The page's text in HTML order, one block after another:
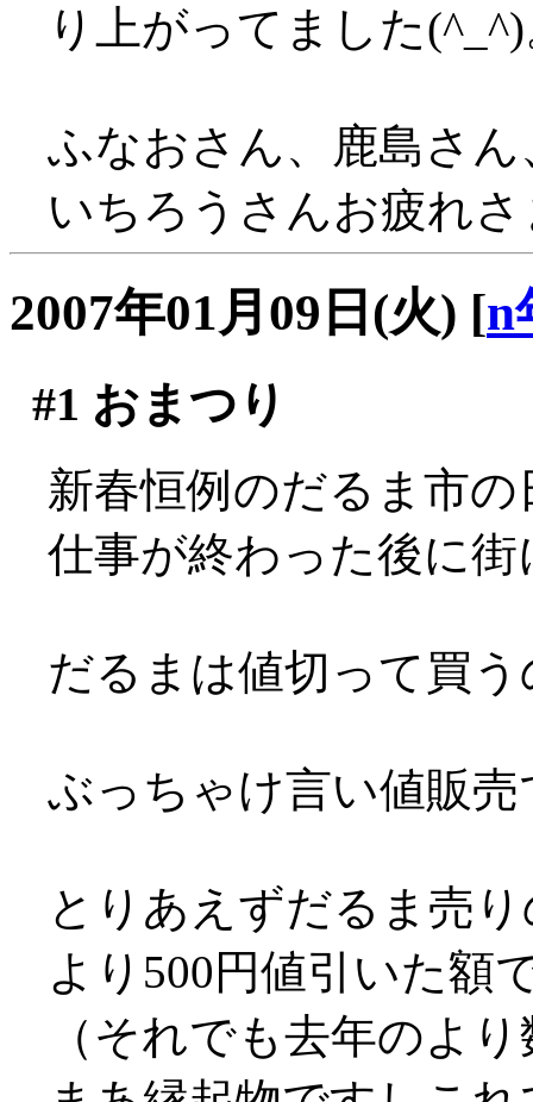
り上がってました
ふなおさん、鹿島さ
いちろうさんお疲れ
2007年01月09日(火) [n
#1 おまつり
新春恒例のだるま市
仕事が終わった後に
だるまは値切って買
ぶっちゃけ言い値販
とりあえずだるま売
より500円値引いた額
（それでも去年のよ